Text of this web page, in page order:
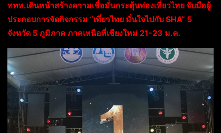
ททท.เดินหน้าสร้างความเชื่อมั่นกระตุ้นท่องเที่ยวไทย จับมือผู้
ประกอบการจัดกิจกรรม “เที่ยวไทย มั่นใจไปกับ SHA” 5
จังหวัด 5 ภูมิภาค ภาคเหนือที่เชียงใหม่ 21-23 ม.ค.